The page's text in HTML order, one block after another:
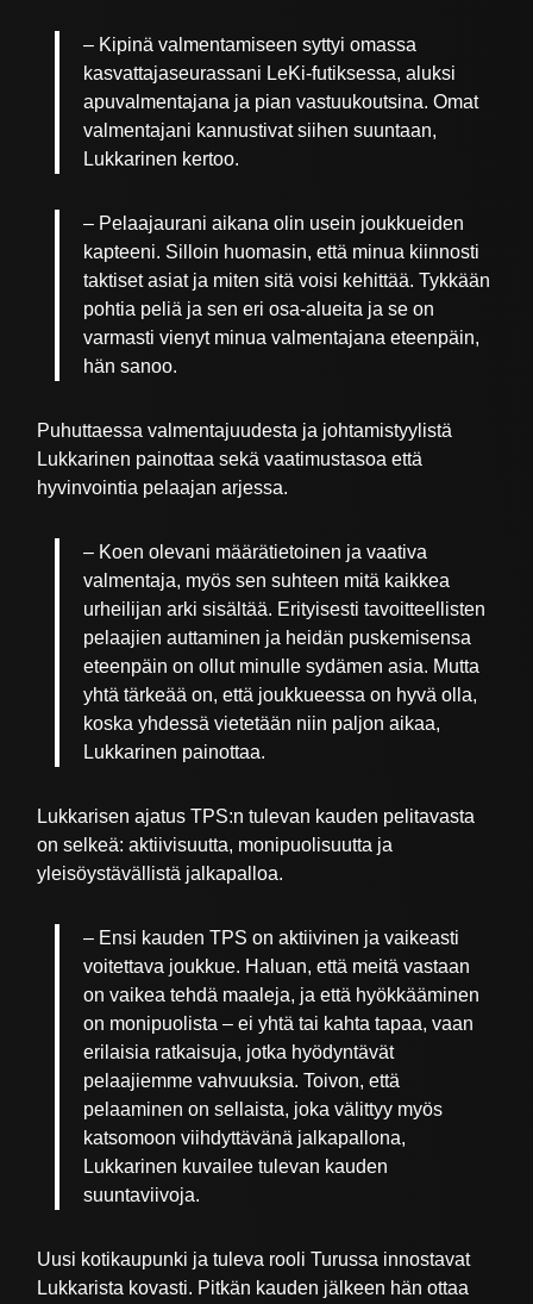
– Kipinä valmentamiseen syttyi omassa
kasvattajaseurassani LeKi-futiksessa, aluksi
apuvalmentajana ja pian vastuukoutsina. Omat
valmentajani kannustivat siihen suuntaan,
Lukkarinen kertoo.
– Pelaajaurani aikana olin usein joukkueiden
kapteeni. Silloin huomasin, että minua kiinnosti
taktiset asiat ja miten sitä voisi kehittää. Tykkään
pohtia peliä ja sen eri osa-alueita ja se on
varmasti vienyt minua valmentajana eteenpäin,
hän sanoo.
Puhuttaessa valmentajuudesta ja johtamistyylistä
Lukkarinen painottaa sekä vaatimustasoa että
hyvinvointia pelaajan arjessa.
– Koen olevani määrätietoinen ja vaativa
valmentaja, myös sen suhteen mitä kaikkea
urheilijan arki sisältää. Erityisesti tavoitteellisten
pelaajien auttaminen ja heidän puskemisensa
eteenpäin on ollut minulle sydämen asia. Mutta
yhtä tärkeää on, että joukkueessa on hyvä olla,
koska yhdessä vietetään niin paljon aikaa,
Lukkarinen painottaa.
Lukkarisen ajatus TPS:n tulevan kauden pelitavasta
on selkeä: aktiivisuutta, monipuolisuutta ja
yleisöystävällistä jalkapalloa.
– Ensi kauden TPS on aktiivinen ja vaikeasti
voitettava joukkue. Haluan, että meitä vastaan
on vaikea tehdä maaleja, ja että hyökkääminen
on monipuolista – ei yhtä tai kahta tapaa, vaan
erilaisia ratkaisuja, jotka hyödyntävät
pelaajiemme vahvuuksia. Toivon, että
pelaaminen on sellaista, joka välittyy myös
katsomoon viihdyttävänä jalkapallona,
Lukkarinen kuvailee tulevan kauden
suuntaviivoja.
Uusi kotikaupunki ja tuleva rooli Turussa innostavat
Lukkarista kovasti. Pitkän kauden jälkeen hän ottaa